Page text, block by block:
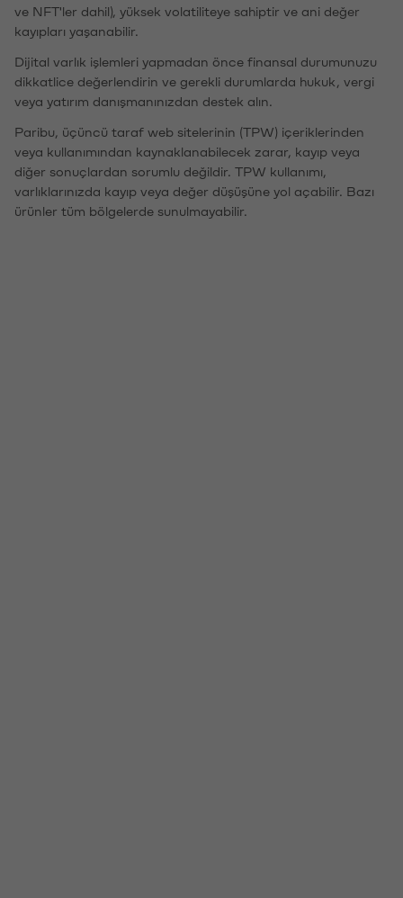
ve NFT'ler dahil), yüksek volatiliteye sahiptir ve ani değer
kayıpları yaşanabilir.
Dijital varlık işlemleri yapmadan önce finansal durumunuzu
dikkatlice değerlendirin ve gerekli durumlarda hukuk, vergi
veya yatırım danışmanınızdan destek alın.
Paribu, üçüncü taraf web sitelerinin (TPW) içeriklerinden
veya kullanımından kaynaklanabilecek zarar, kayıp veya
diğer sonuçlardan sorumlu değildir. TPW kullanımı,
varlıklarınızda kayıp veya değer düşüşüne yol açabilir. Bazı
ürünler tüm bölgelerde sunulmayabilir.